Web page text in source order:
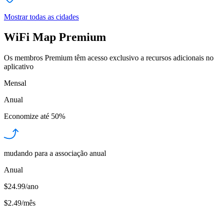
Mostrar todas as cidades
WiFi Map Premium
Os membros Premium têm acesso exclusivo a recursos adicionais no
aplicativo
Mensal
Anual
Economize até 50%
mudando para a associação anual
Anual
$24.99/ano
$2.49/mês